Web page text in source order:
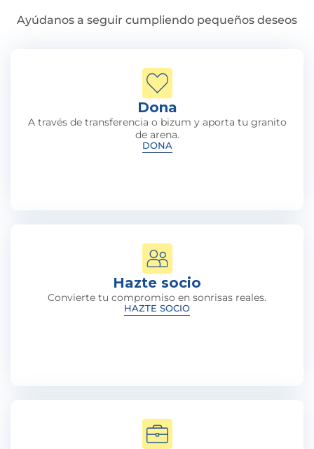
Ayúdanos a seguir cumpliendo pequeños deseos
Dona
A través de transferencia o bizum y aporta tu granito
de arena.
DONA
Hazte socio
Convierte tu compromiso en sonrisas reales.
HAZTE SOCIO